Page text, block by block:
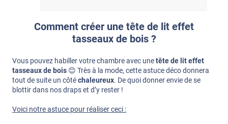
Comment créer une tête de lit effet
tasseaux de bois ?
Vous pouvez habiller votre chambre avec unetête de lit effet
tasseaux de bois 😊 Très à la mode, cette astuce déco donnera
tout de suite un côtéchaleureux. De quoi donner envie de se
blottir dans nos draps et d’y rester !
Voici notre astuce pour réaliser ceci :